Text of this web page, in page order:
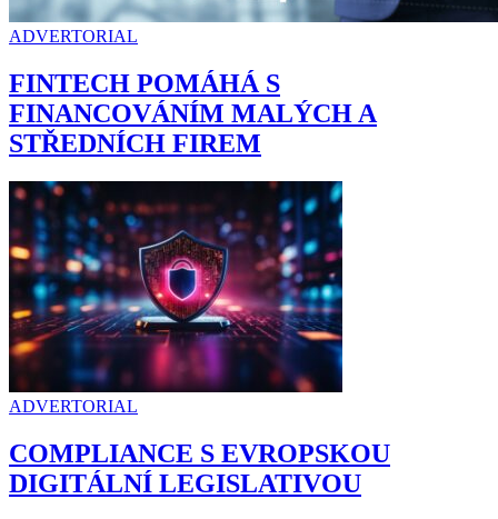
ADVERTORIAL
FINTECH POMÁHÁ S
FINANCOVÁNÍM MALÝCH A
STŘEDNÍCH FIREM
ADVERTORIAL
COMPLIANCE S EVROPSKOU
DIGITÁLNÍ LEGISLATIVOU